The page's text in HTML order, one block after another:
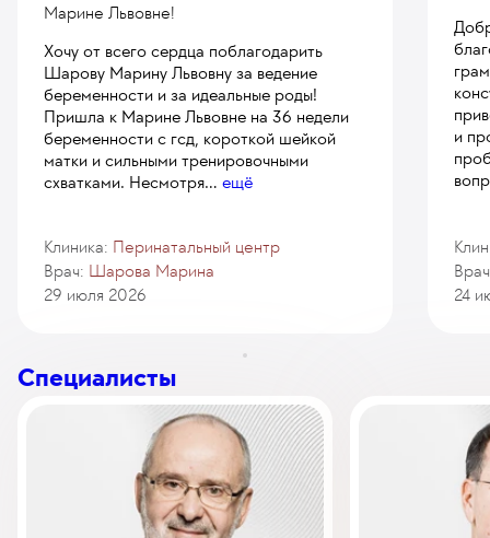
Марине Львовне!
Хочу от всего сердца поблагодарить
Шарову Марину Львовну за ведение
беременности и за идеальные роды!
Пришла к Марине Львовне на 36 недели
беременности с гсд, короткой шейкой
матки и сильными тренировочными
схватками. Несмотря... ещё
Клиника: Перинатальный центр
Врач: Шарова Марина
29 июля 2026
и
24
Специалисты